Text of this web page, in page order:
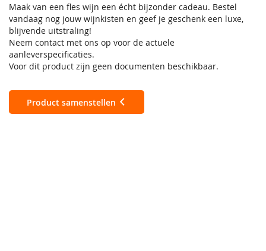
Maak van een fles wijn een écht bijzonder cadeau. Bestel
vandaag nog jouw wijnkisten en geef je geschenk een luxe,
blijvende uitstraling!
Neem contact met ons op voor de actuele
aanleverspecificaties.
Voor dit product zijn geen documenten beschikbaar.
Product samenstellen